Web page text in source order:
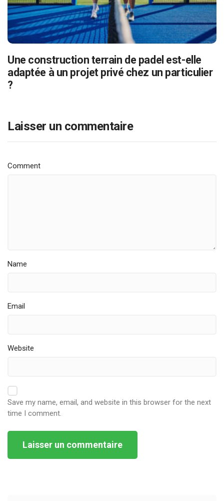
Une construction terrain de padel est-elle
adaptée à un projet privé chez un particulier
?
Laisser un commentaire
Comment
Name
Email
Website
Save my name, email, and website in this browser for the next
time I comment.